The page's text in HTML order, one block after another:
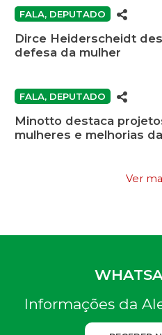
FALA, DEPUTADO
Dirce Heiderscheidt
defesa da mulher
FALA, DEPUTADO
Minotto destaca
mulheres e melhorias
Ver
Informações da